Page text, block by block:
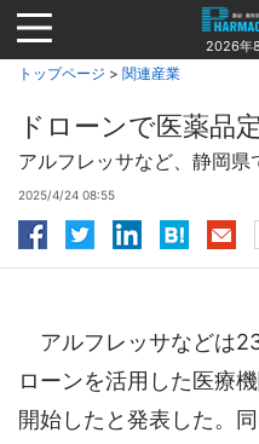
Jump
to
navigation
2026年8
トップページ > 関連産業
ドローンで医薬品
アルフレッサなど、静岡県
2025/4/24 08:55
アルフレッサなどは
ローンを活用した医療
開始したと発表した。